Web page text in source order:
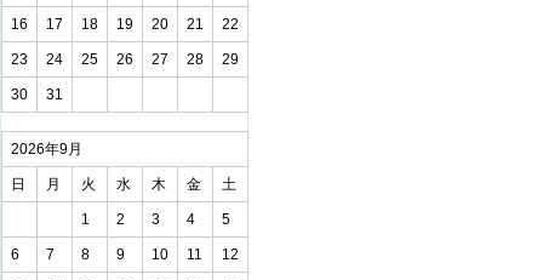
16 17 18 19 20 21 22
23 24 25 26 27 28 29
30 31
2026年9月
日 月 火 水 木 金 土
1 2 3 4 5
6 7 8 9 10 11 12